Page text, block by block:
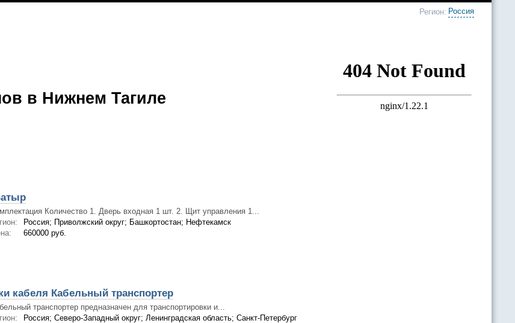
Регион: Россия
в Нижнем Тагиле
Количество 1. Дверь входная 1 шт. 2. Щит управления 1...
Россия; Приволжский округ; Башкортостан; Нефтекамск
660000 руб.
кабеля Кабельный транспортер
транспортер предназначен для транспортировки и...
Россия; Северо-Западный округ; Ленинградская область; Санкт-Петербург